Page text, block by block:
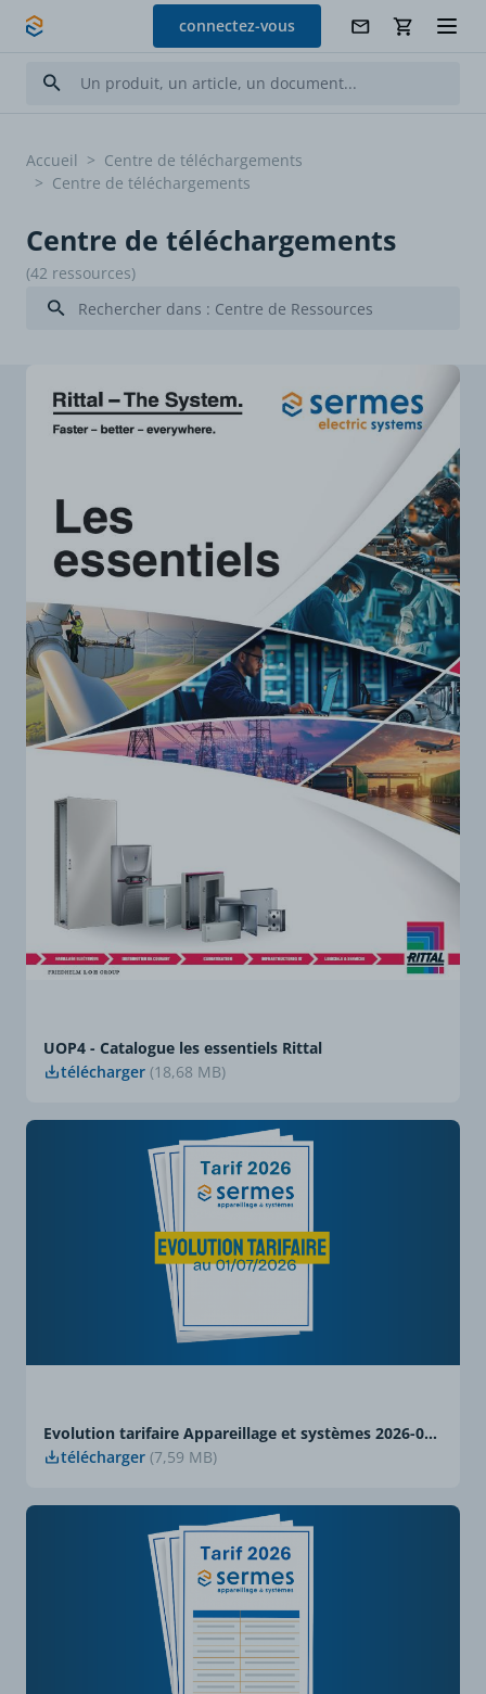
Allez au contenu
connectez-vous
Accueil > Centre de téléchargements
> Centre de téléchargements
Centre de téléchargements
(42 ressources)
UOP4 - Catalogue les essentiels Rittal
télécharger (18,68 MB)
Evolution tarifaire Appareillage et systèmes 2026-07-01
télécharger (7,59 MB)